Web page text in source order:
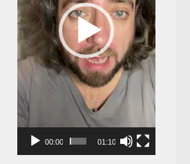
00:00 01:10